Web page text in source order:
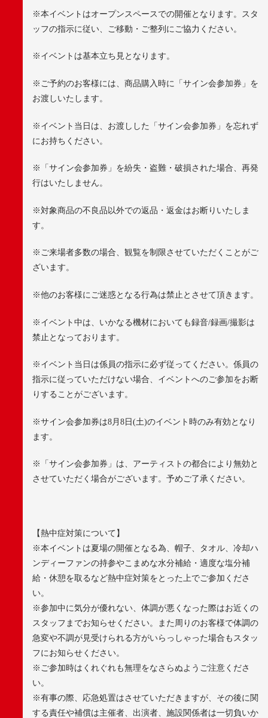
※本イベントはオープンスペースでの開催となります。スタ
ッフの指示に従い、ご移動・ご整列にご協力ください。
※ イベントは基本立ち見となります。
※ ご予約のお客様には、商品購入時に「サイン会参加券」を
お渡しいたします。
※ イベント当日は、お渡しした「サイン会参加券」を忘れず
にお持ちください。
※
「サイン会参加券」を紛失・盗難・破損された場合、再発
行はいたしません。
※対象商品の不良品以外での返品・返金はお断りいたしま
す。
※ ご来場者多数の場合、観覧を制限させていただくことがご
ざいます。
※他のお客様にご迷惑となる行為は禁止とさせて頂きます。
※ イベント中は、いかなる機材においても録音/録画/撮影は
禁止となっております。
※ イベント当日は係員の指示に必ず従ってください。係員の
指示に従っていただけない場合、イベントへのご参加をお断
りすることがございます。
※サイン会参加券は8 月 8 日 (土)のイベント時のみ有効となり
ます。
※
「サイン会参加券」は、アーティストの都合により無効と
させていただく場合がございます。予めご了承ください。
【熱中症対策について】
※本イベントは夏場の開催となる為、帽子、タオル、冷却ハ
ンディーファンの持参やこまめな水分補給・適度な塩分補
給・休憩を取るなど熱中症対策をとった上でご参加くださ
い。
※参加中に気分が優れない、体調が悪くなった際はお近くの
スタッフまでお知らせください。また周りのお客様で体調の
急変や不調が見受けられる方がいらっしゃった場合もスタッ
フにお知らせください。
※ご参加時はくれぐれも無理をなさらぬようご注意くださ
い。
※有事の際、応急処置はさせていただきますが、その後に関
する責任や補償は主催者、出演者、施設関係者は一切負いか